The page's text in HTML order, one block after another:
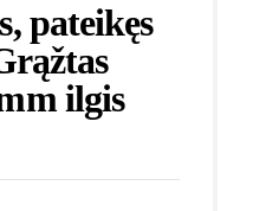
pateikęs
ilgis